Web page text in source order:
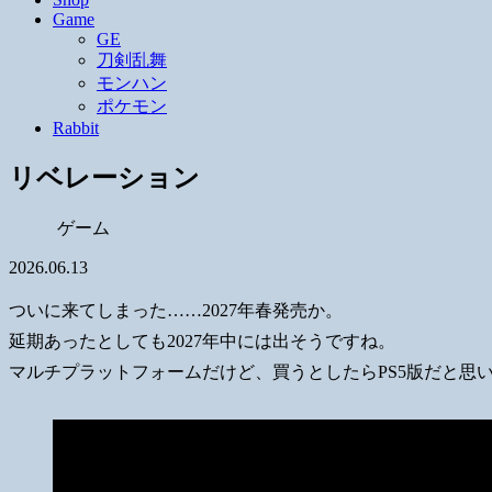
Game
GE
刀剣乱舞
モンハン
ポケモン
Rabbit
リベレーション
ゲーム
2026.06.13
ついに来てしまった……2027年春発売か。
延期あったとしても2027年中には出そうですね。
マルチプラットフォームだけど、買うとしたらPS5版だと思